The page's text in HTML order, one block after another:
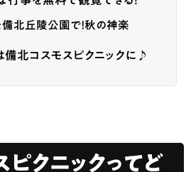
北丘陵公園で！秋の神楽
備北コスモスピクニックに♪
クニックってど